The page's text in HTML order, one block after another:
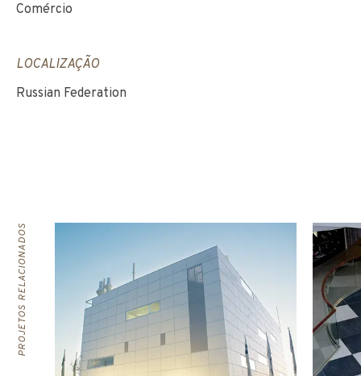
Comércio
LOCALIZAÇÃO
Russian Federation
PROJETOS RELACIONADOS